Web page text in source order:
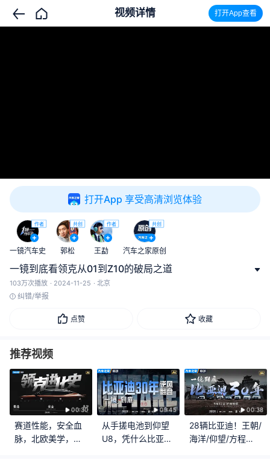
视频详情 打开App查看
打开App 享受高清浏览体验
作者
一镜汽车史
共创
郭松
作者
王勐
共创
汽车之家原创
一镜到底看领克从01到Z10的破局之道
103万次播放 2024-11-25 北京
纠错/举报
点赞 收藏
推荐视频
00:30
赛道性能，安全血
脉，北欧美学，一
09:45
从手搓电池到仰望
U8，凭什么比亚迪
00:38
28辆比亚迪！王朝/
海洋/仰望/方程